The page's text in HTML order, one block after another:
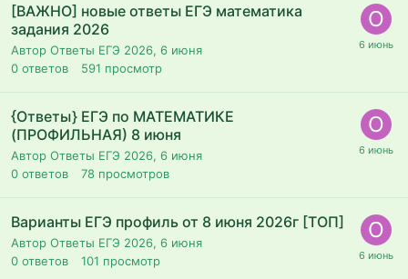
[ВАЖНО] новые ответы ЕГЭ математика
задания 2026
Автор Ответы ЕГЭ 2026, 6 июня
0 ответов 591 просмотр
{Ответы} ЕГЭ по МАТЕМАТИКЕ
(ПРОФИЛЬНАЯ) 8 июня
Автор Ответы ЕГЭ 2026, 6 июня
0 ответов 78 просмотров
Варианты ЕГЭ профиль от 8 июня 2026г [ТОП]
Автор Ответы ЕГЭ 2026, 6 июня
0 ответов 101 просмотр